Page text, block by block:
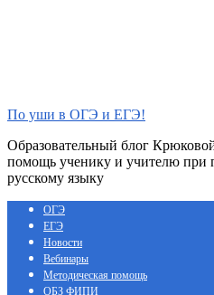
По уши в ОГЭ и ЕГЭ!
Образовательный блог
помощь ученику и учителю
русскому языку
ОГЭ
ЕГЭ
Новости
Вебинары
Методическая помощь
ОБЗ ФИПИ